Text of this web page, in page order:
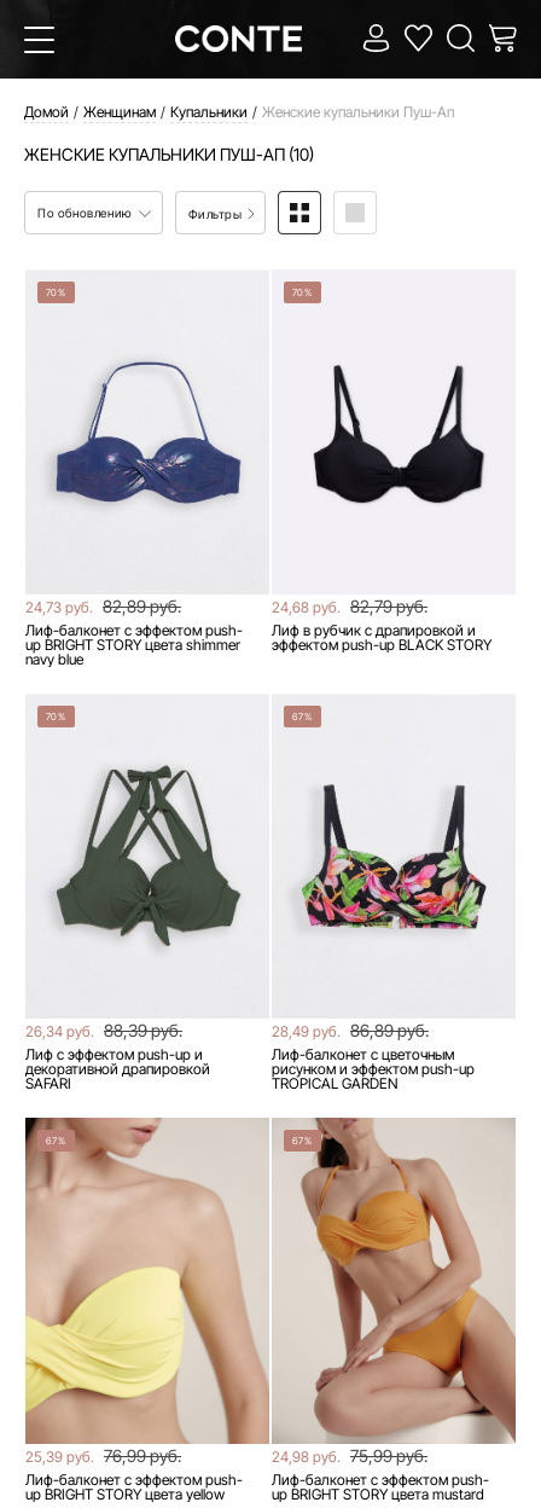
Домой Женщинам Купальники Женские купальники Пуш-Ап
ЖЕНСКИЕ КУПАЛЬНИКИ ПУШ-АП (10)
По обновлению Фильтры
70%
24,73 руб. 82,89 руб.
Лиф-балконет с эффектом push-
up BRIGHT STORY цвета shimmer
navy blue
70%
24,68 руб. 82,79 руб.
Лиф в рубчик с драпировкой и
эффектом push-up BLACK STORY
70%
26,34 руб. 88,39 руб.
Лиф с эффектом push-up и
декоративной драпировкой
SAFARI
67%
28,49 руб. 86,89 руб.
Лиф-балконет с цветочным
рисунком и эффектом push-up
TROPICAL GARDEN
67%
25,39 руб. 76,99 руб.
Лиф-балконет с эффектом push-
up BRIGHT STORY цвета yellow
67%
24,98 руб. 75,99 руб.
Лиф-балконет с эффектом push-
up BRIGHT STORY цвета mustard